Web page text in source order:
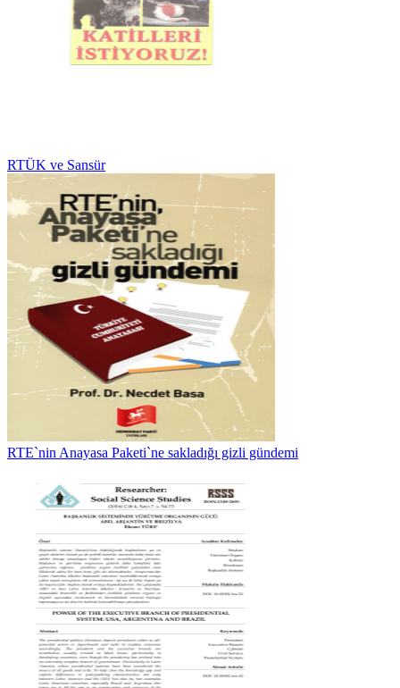
RTÜK ve Sansür
RTE`nin Anayasa Paketi`ne sakladığı gizli gündemi